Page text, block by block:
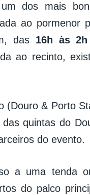
dos mais
ao pormenor
das 16h às
ao recinto,
(Douro & Porto
quintas do
do evento.
a uma tenda
do palco